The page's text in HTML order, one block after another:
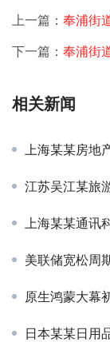
上一篇： 奉浦街道
下一篇： 奉浦街
相关新闻
上海某某房地产开
江苏吴江某旅
上海某某通讯科
美联储宽松周
原生鸿蒙大幕
日本某某日用品